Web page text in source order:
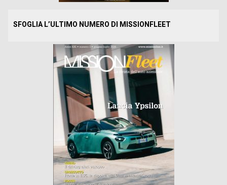
SFOGLIA L’ULTIMO NUMERO DI MISSIONFLEET